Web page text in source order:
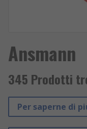
Ansmann
345 Prodotti
Per saperne di